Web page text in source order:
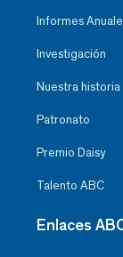
Informes
Investigación
Nuestra historia
Patronato
Premio Daisy
Talento ABC
Enlaces